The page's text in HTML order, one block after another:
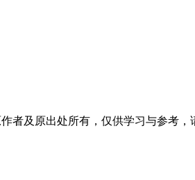
及原出处所有，仅供学习与参考